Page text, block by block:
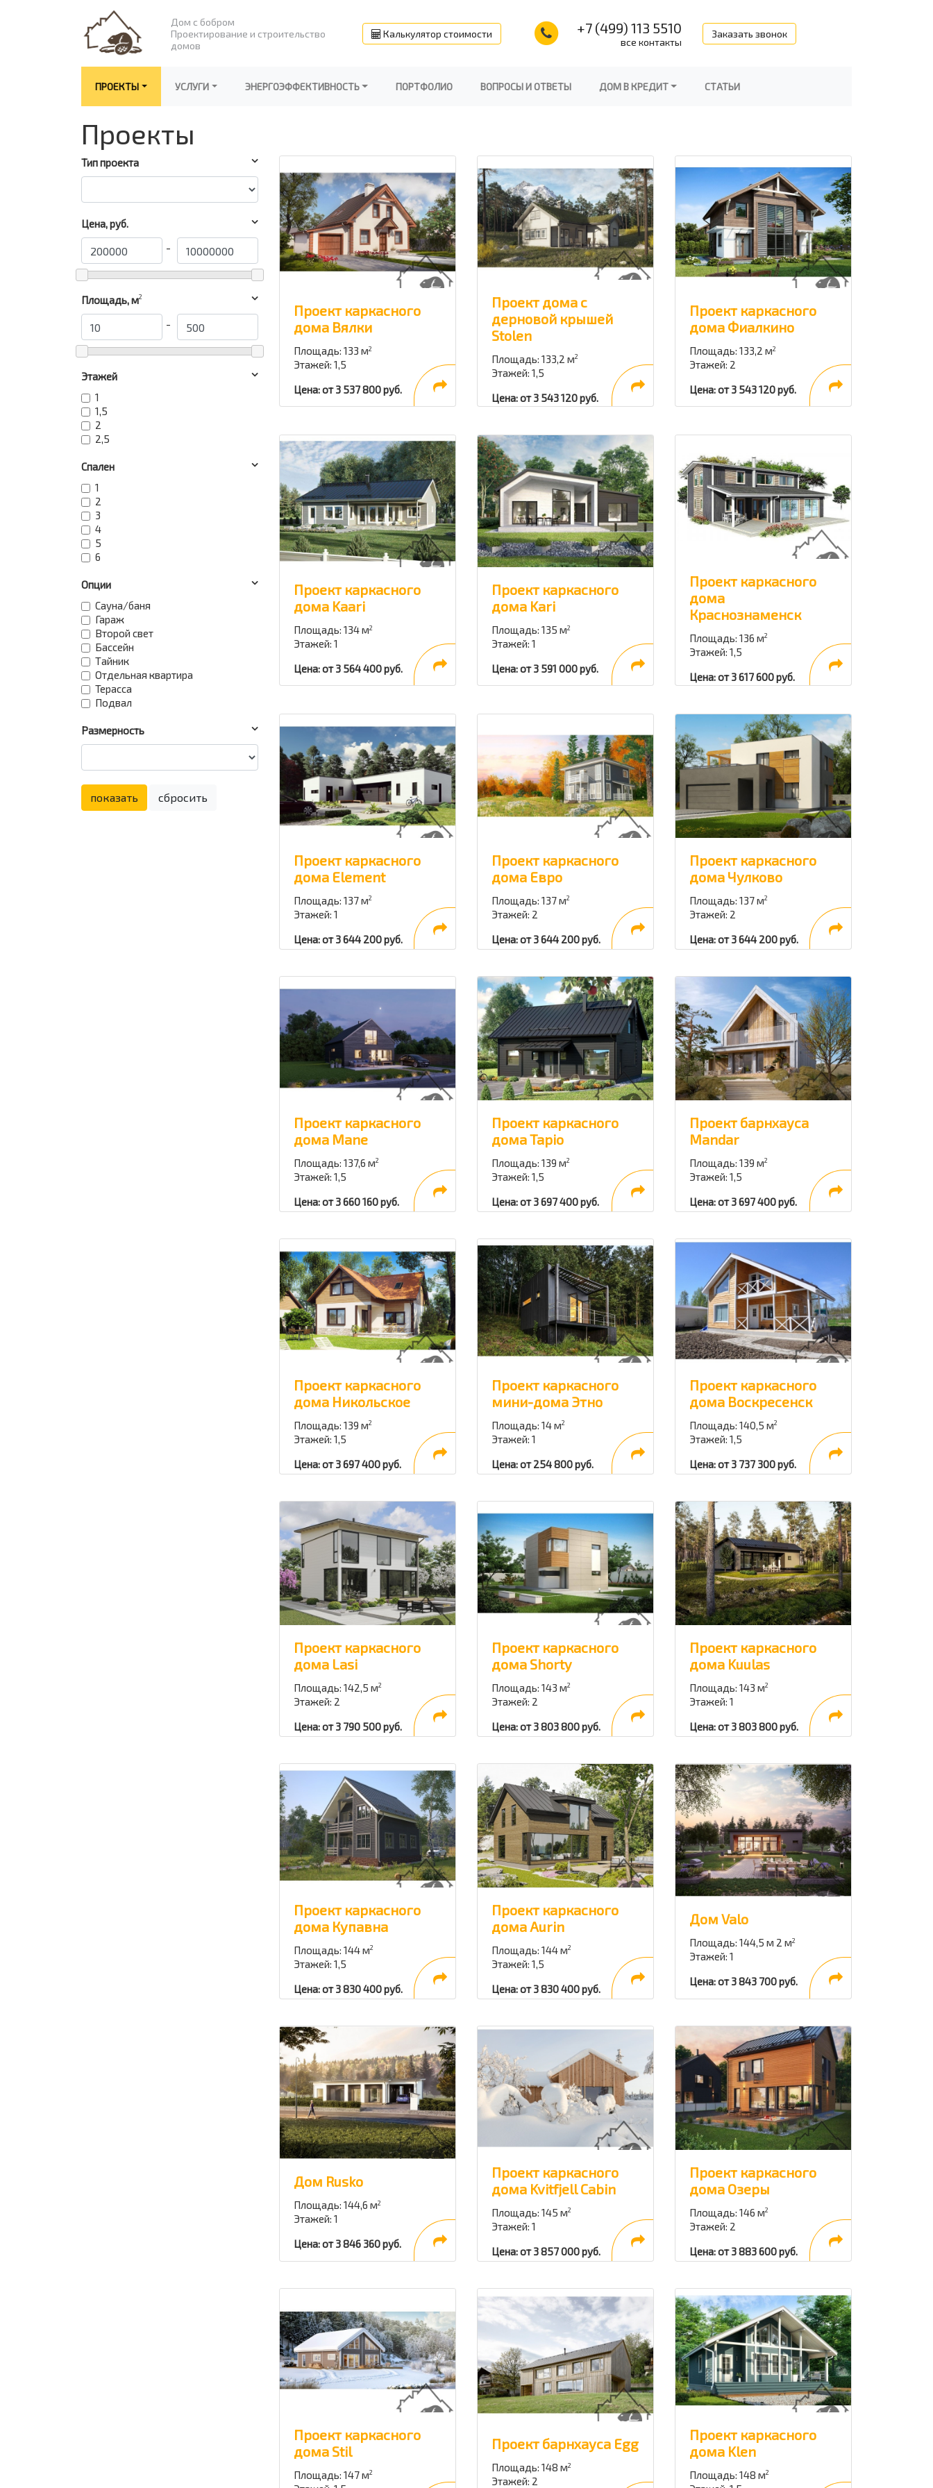
Дом с бобром
Проектирование и строительство
домов
Калькулятор стоимости +7 (499) 113 5510
все контакты
Заказать звонок
ПРОЕКТЫ УСЛУГИ ЭНЕРГОЭФФЕКТИВНОСТЬ ПОРТФОЛИО ВОПРОСЫ И ОТВЕТЫ ДОМ В КРЕДИТ СТАТЬИ
Проекты
Тип проекта
Цена, руб.
-
Площадь, м2
-
Этажей
1
1,5
2
2,5
Спален
1
2
3
4
5
6
Опции
Сауна/баня
Гараж
Второй свет
Бассейн
Тайник
Отдельная квартира
Терасса
Подвал
Размерность
показать сбросить
Проект каркасного
дома Вялки
Площадь: 133 м2
Этажей: 1,5
Цена: от 3 537 800 руб.
Проект дома с
дерновой крышей
Stolen
Площадь: 133,2 м2
Этажей: 1,5
Цена: от 3 543 120 руб.
Проект каркасного
дома Фиалкино
Площадь: 133,2 м2
Этажей: 2
Цена: от 3 543 120 руб.
Проект каркасного
дома Kaari
Площадь: 134 м2
Этажей: 1
Цена: от 3 564 400 руб.
Проект каркасного
дома Kari
Площадь: 135 м2
Этажей: 1
Цена: от 3 591 000 руб.
Проект каркасного
дома
Краснознаменск
Площадь: 136 м2
Этажей: 1,5
Цена: от 3 617 600 руб.
Проект каркасного
дома Element
Площадь: 137 м2
Этажей: 1
Цена: от 3 644 200 руб.
Проект каркасного
дома Евро
Площадь: 137 м2
Этажей: 2
Цена: от 3 644 200 руб.
Проект каркасного
дома Чулково
Площадь: 137 м2
Этажей: 2
Цена: от 3 644 200 руб.
Проект каркасного
дома Mane
Площадь: 137,6 м2
Этажей: 1,5
Цена: от 3 660 160 руб.
Проект каркасного
дома Tapio
Площадь: 139 м2
Этажей: 1,5
Цена: от 3 697 400 руб.
Проект барнхауса
Mandar
Площадь: 139 м2
Этажей: 1,5
Цена: от 3 697 400 руб.
Проект каркасного
дома Никольское
Площадь: 139 м2
Этажей: 1,5
Цена: от 3 697 400 руб.
Проект каркасного
мини-дома Этно
Площадь: 14 м2
Этажей: 1
Цена: от 254 800 руб.
Проект каркасного
дома Воскресенск
Площадь: 140,5 м2
Этажей: 1,5
Цена: от 3 737 300 руб.
Проект каркасного
дома Lasi
Площадь: 142,5 м2
Этажей: 2
Цена: от 3 790 500 руб.
Проект каркасного
дома Shorty
Площадь: 143 м2
Этажей: 2
Цена: от 3 803 800 руб.
Проект каркасного
дома Kuulas
Площадь: 143 м2
Этажей: 1
Цена: от 3 803 800 руб.
Проект каркасного
дома Купавна
Площадь: 144 м2
Этажей: 1,5
Цена: от 3 830 400 руб.
Проект каркасного
дома Aurin
Площадь: 144 м2
Этажей: 1,5
Цена: от 3 830 400 руб.
Дом Valo
Площадь: 144,5 м 2 м2
Этажей: 1
Цена: от 3 843 700 руб.
Дом Rusko
Площадь: 144,6 м2
Этажей: 1
Цена: от 3 846 360 руб.
Проект каркасного
дома Kvitfjell Cabin
Площадь: 145 м2
Этажей: 1
Цена: от 3 857 000 руб.
Проект каркасного
дома Озеры
Площадь: 146 м2
Этажей: 2
Цена: от 3 883 600 руб.
Проект каркасного
дома Stil
Площадь: 147 м2
Проект барнхауса Egg
Площадь: 148 м2
Этажей: 2
Проект каркасного
дома Klen
Площадь: 148 м2